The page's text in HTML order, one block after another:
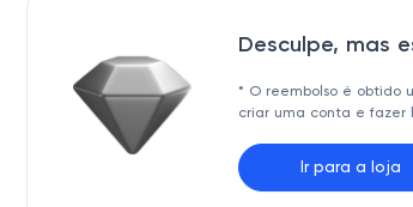
Desculpe, mas
* O reembolso é obtido
criar uma conta e fazer
Ir para a loja